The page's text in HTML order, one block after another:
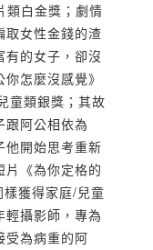
類白金獎；劇情
取女性金錢的渣
有的女子，卻沒
怎麼沒感覺》
童類銀獎；其故
跟阿公相依為
他開始思考重新
片《為你定格的
獲得家庭/兒童
輕攝影師，專為
受為病重的阿